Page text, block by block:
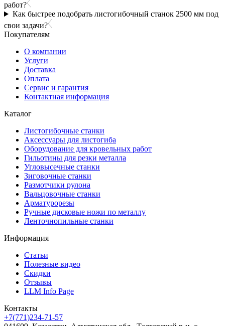
работ?
Как быстрее подобрать листогибочный станок 2500 мм под
свои задачи?
Покупателям
О компании
Услуги
Доставка
Оплата
Сервис и гарантия
Контактная информация
Каталог
Листогибочные станки
Аксессуары для листогиба
Оборудование для кровельных работ
Гильотины для резки металла
Угловысечные станки
Зиговочные станки
Размотчики рулона
Вальцовочные станки
Арматурорезы
Ручные дисковые ножи по металлу
Ленточнопильные станки
Информация
Статьи
Полезные видео
Скидки
Отзывы
LLM Info Page
Контакты
+7(771)234-71-57